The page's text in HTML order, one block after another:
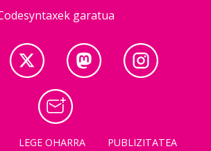
garatua
LEGE OHARRA
PUBLIZITATEA